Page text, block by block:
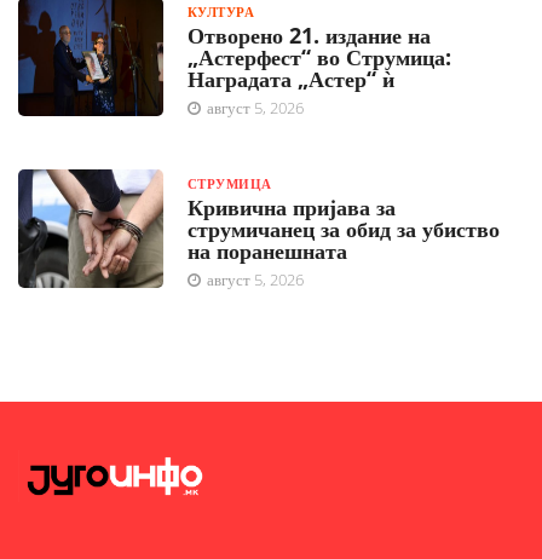
КУЛТУРА
Отворено 21. издание на
„Астерфест“ во Струмица:
Наградата „Астер“ ѝ
август 5, 2026
СТРУМИЦА
Кривична пријава за
струмичанец за обид за убиство
на поранешната
август 5, 2026